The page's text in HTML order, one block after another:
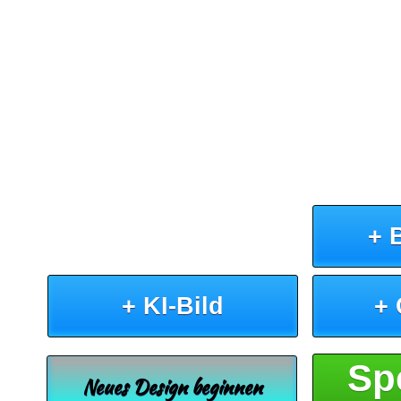
+
+ KI-Bild +
Neues Design beginnen